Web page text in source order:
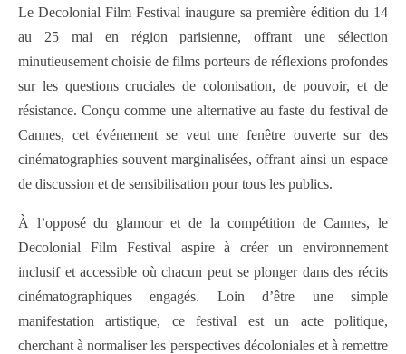
Le Decolonial Film Festival inaugure sa première édition du 14
au 25 mai en région parisienne, offrant une sélection
minutieusement choisie de films porteurs de réflexions profondes
sur les questions cruciales de colonisation, de pouvoir, et de
résistance. Conçu comme une alternative au faste du festival de
Cannes, cet événement se veut une fenêtre ouverte sur des
cinématographies souvent marginalisées, offrant ainsi un espace
de discussion et de sensibilisation pour tous les publics.
À l’opposé du glamour et de la compétition de Cannes, le
Decolonial Film Festival aspire à créer un environnement
inclusif et accessible où chacun peut se plonger dans des récits
cinématographiques engagés. Loin d’être une simple
manifestation artistique, ce festival est un acte politique,
cherchant à normaliser les perspectives décoloniales et à remettre